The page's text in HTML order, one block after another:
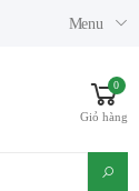
Menu
0
Giỏ hàng